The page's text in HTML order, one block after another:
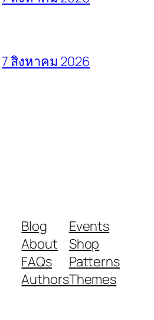
7 สิงหาคม 2026
Blog
About
FAQs
Authors
Events
Shop
Patterns
Themes